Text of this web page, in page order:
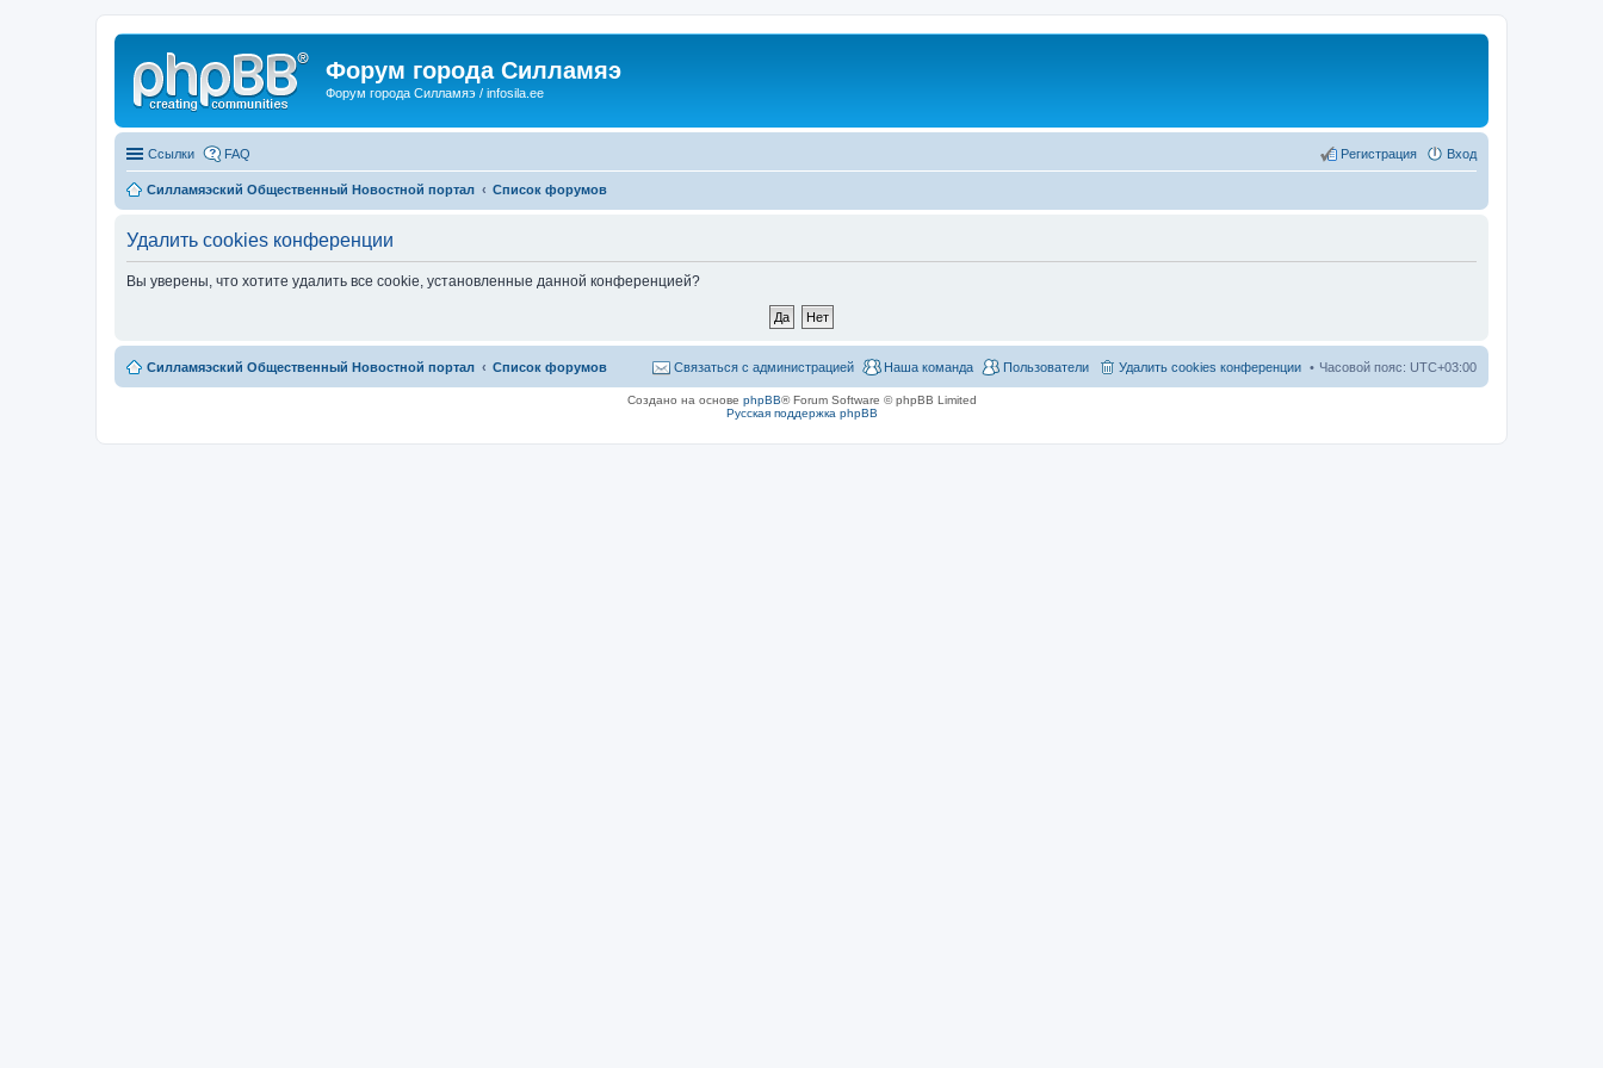
Форум города Силламяэ
Форум города Силламяэ / infosila.ee
Ссылки FAQ Вход
Регистрация
Силламяэский Общественный Новостной портал Список форумов
Удалить cookies конференции
Вы уверены, что хотите удалить все cookie, установленные данной конференцией?
Силламяэский Общественный Новостной портал Список форумов Часовой пояс: UTC+03:00
Удалить cookies конференции
Пользователи
Наша команда
Связаться с администрацией
Создано на основе phpBB® Forum Software © phpBB Limited
Русская поддержка phpBB